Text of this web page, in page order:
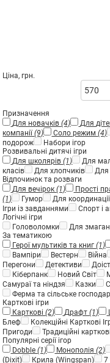
Ціна, грн.
Призначення
Для новачків(4) Для
компанії(9) Соло режим(4)
подорож
Набори ігор
Розвивальні дитячі ігри
Для школярів(1) Для
класів
Для хлопчиків
Для
Відпочинок та розваги
Для вечірок(1) Прості
(1)
Гумор Для координації
Ігри із завданнями
Спорт і
Логічні ігри
Головоломки
Для
За тематикою
Герої мультиків та книг(1)
Вампіри
Вестерн Війна
Перегони
Детективи
Кіберпанк
Новий Світ
Самураї та ніндзя
Казки
Ферма та сільське
Карткові ігри
Карткові(2) Драфт(1)
Блеф
Колекційні Карткові
Пригоди
Традиційні
Популярні серії ігор
Dobble(1) Монополія(2)
(Dixit)
Крила (Wingspan) 7